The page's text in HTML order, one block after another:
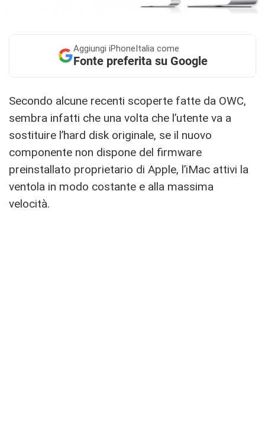
Aggiungi iPhoneItalia come
Fonte preferita su Google
Secondo alcune recenti scoperte fatte da OWC,
sembra infatti che una volta che l’utente va a
sostituire l’hard disk originale, se il nuovo
componente non dispone del firmware
preinstallato proprietario di Apple, l’iMac attivi la
ventola in modo costante e alla massima
velocità.